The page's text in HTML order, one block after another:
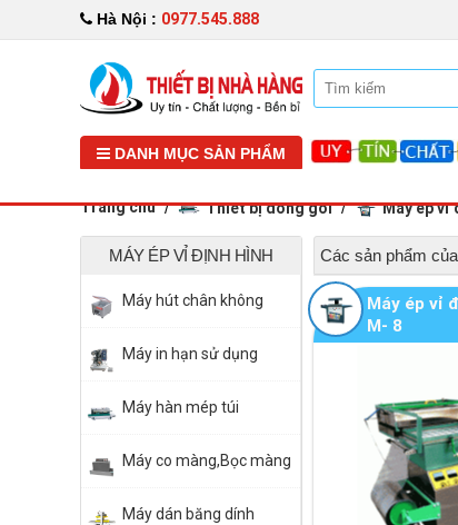
Hà Nội : 0977.545.888
DANH MỤC SẢN PHẨM
Trang chủ Thiết bị đóng gói Máy ép vỉ
MÁY ÉP VỈ ĐỊNH HÌNH
Máy hút chân không
Máy in hạn sử dụng
Máy hàn mép túi
Máy co màng,Bọc màng
Máy dán băng dính
Các sản phẩm của
Máy ép vỉ
M- 8